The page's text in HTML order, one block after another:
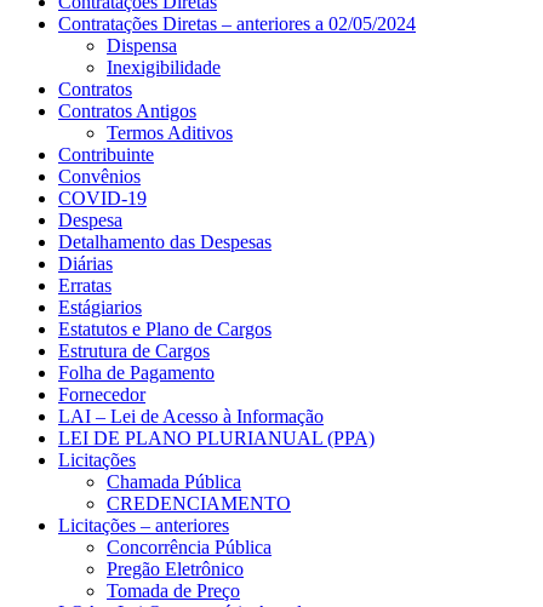
Contratações Diretas – anteriores a 02/05/2024
Dispensa
Inexigibilidade
Contratos
Contratos Antigos
Termos Aditivos
Contribuinte
Convênios
COVID-19
Despesa
Detalhamento das Despesas
Diárias
Erratas
Estágiarios
Estatutos e Plano de Cargos
Estrutura de Cargos
Folha de Pagamento
Fornecedor
LAI – Lei de Acesso à Informação
LEI DE PLANO PLURIANUAL (PPA)
Licitações
Chamada Pública
CREDENCIAMENTO
Licitações – anteriores
Concorrência Pública
Pregão Eletrônico
Tomada de Preço